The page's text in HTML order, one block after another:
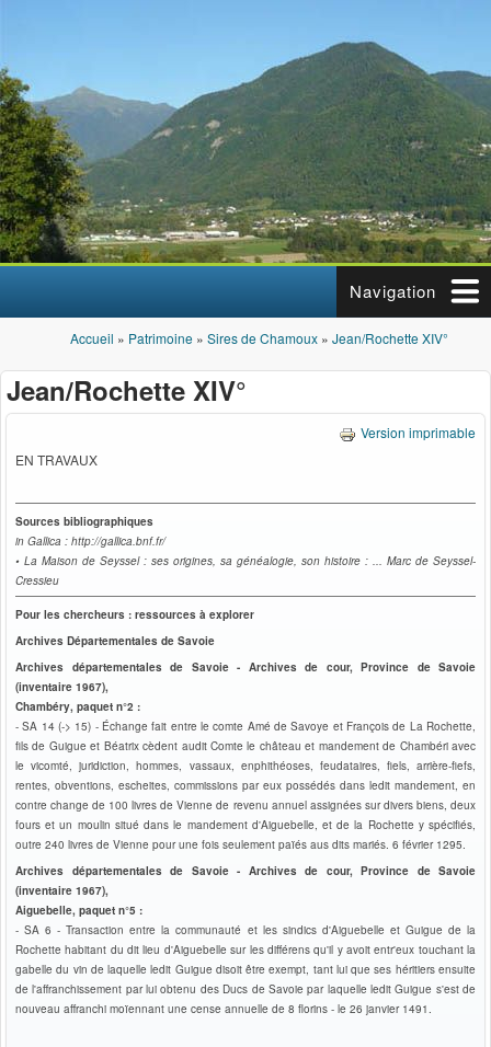
Navigation
Vous êtes ici
Accueil » Patrimoine » Sires de Chamoux » Jean/Rochette XIV°
Jean/Rochette XIV°
Version imprimable
EN TRAVAUX
Sources bibliographiques
in Gallica : http://gallica.bnf.fr/
• La Maison de Seyssel : ses origines, sa généalogie, son histoire : ... Marc de Seyssel-
Cressieu
Pour les chercheurs : ressources à explorer
Archives Départementales de Savoie
Archives départementales de Savoie - Archives de cour, Province de Savoie
(inventaire 1967),
Chambéry, paquet n°2 :
- SA 14 (-> 15) - Échange fait entre le comte Amé de Savoye et François de La Rochette,
fils de Guigue et Béatrix cèdent audit Comte le château et mandement de Chambéri avec
le vicomté, juridiction, hommes, vassaux, enphithéoses, feudataires, fiels, arrière-fiefs,
rentes, obventions, escheites, commissions par eux possédés dans ledit mandement, en
contre change de 100 livres de Vienne de revenu annuel assignées sur divers biens, deux
fours et un moulin situé dans le mandement d'Aiguebelle, et de la Rochette y spécifiés,
outre 240 livres de Vienne pour une fois seulement païés aus dits mariés. 6 février 1295.
Archives départementales de Savoie - Archives de cour, Province de Savoie
(inventaire 1967),
Aiguebelle, paquet n°5 :
- SA 6 - Transaction entre la communauté et les sindics d'Aiguebelle et Guigue de la
Rochette habitant du dit lieu d'Aiguebelle sur les différens qu'il y avoit entr'eux touchant la
gabelle du vin de laquelle ledit Guigue disoit être exempt, tant lui que ses héritiers ensuite
de l'affranchissement par lui obtenu des Ducs de Savoie par laquelle ledit Guigue s'est de
nouveau affranchi moïennant une cense annuelle de 8 florins - le 26 janvier 1491.